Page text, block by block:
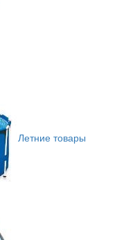
Летние товары